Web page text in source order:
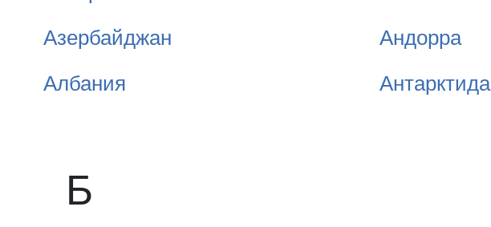
Азербайджан
Албания
Андорра
Антарктида
Б